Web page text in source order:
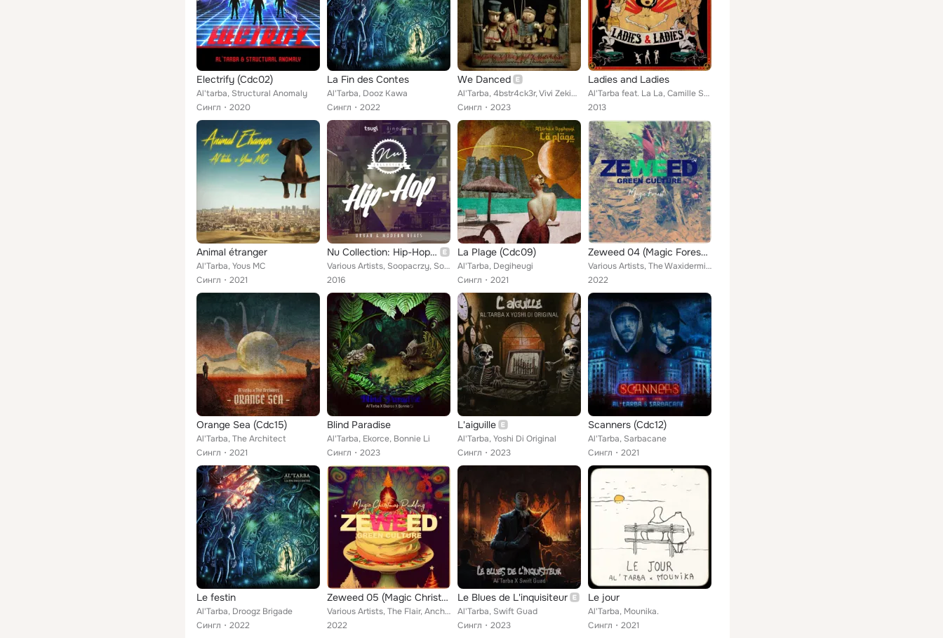
Electrify (Cdc02)
Al'tarba, Structural Anomaly
Сингл
2020
La Fin des Contes
Al'Tarba, Dooz Kawa
Сингл
2022
We Danced
Al'Tarba, 4bstr4ck3r, Vivi Zekid feat. Miscellaneous, Thomas Anton
Сингл
2023
Ladies and Ladies
Al'Tarba feat. La La, Camille Safiya, DJ Nix'on, Bonnie Li, Jessica Fitoussi
2013
Animal étranger
Al'Tarba, Yous MC
Сингл
2021
Nu Collection: Hip-Hop (Urban & Modern Beats)
Various Artists, Soopacrzy, SoulChef, Dooley-O, Infrared, Mister Modo, I:Cube, Tha Trickaz, Frankie Numi, Tismé, Al'Tarba, La Fi...
2016
La Plage (Cdc09)
Al'Tarba, Degiheugi
Сингл
2021
Zeweed 04 (Magic Forest Green Culture)
Various Artists, The Waxidermist, Simon et Simone, Clafrica, Midnight Tracks, Dampé, Al' Tarba, Nostalgia 77, Aurus, Nousautres,...
2022
Orange Sea (Cdc15)
Al'Tarba, The Architect
Сингл
2021
Blind Paradise
Al'Tarba, Ekorce, Bonnie Li
Сингл
2023
L'aiguille
Al'Tarba, Yoshi Di Original
Сингл
2023
Scanners (Cdc12)
Al'Tarba, Sarbacane
Сингл
2021
Le festin
Al'Tarba, Droogz Brigade
Сингл
2022
Zeweed 05 (Magic Christmas Pudding Green culture)
Various Artists, The Flair, Anchorsong, Rhi, Falle Nioke, Jessy Lanza, Nikitch, YSee, Sylvan Paul, Oberka, MELONYX, Dude Low, Qu...
2022
Le Blues de L'inquisiteur
Al'Tarba, Swift Guad
Сингл
2023
Le jour
Al'Tarba, Mounika.
Сингл
2021